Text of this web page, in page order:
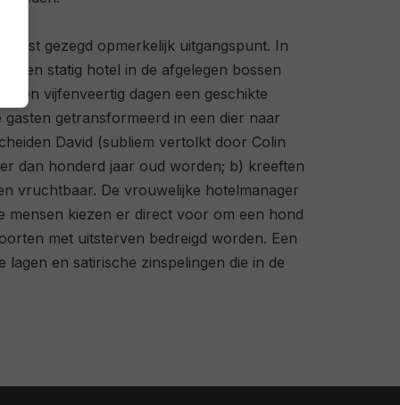
gezegd opmerkelijk uitgangspunt. In
een statig hotel in de afgelegen bossen
vijfenveertig dagen een geschikte
getransformeerd in een dier naar
David (subliem vertolkt door Colin
dan honderd jaar oud worden; b) kreeften
vruchtbaar. De vrouwelijke hotelmanager
mensen kiezen er direct voor om een hond
met uitsterven bedreigd worden. Een
en satirische zinspelingen die in de